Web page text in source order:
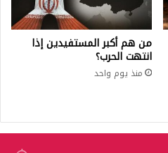
من هم أكبر المستفيدين إذا
انتهت الحرب؟
منذ يوم واحد